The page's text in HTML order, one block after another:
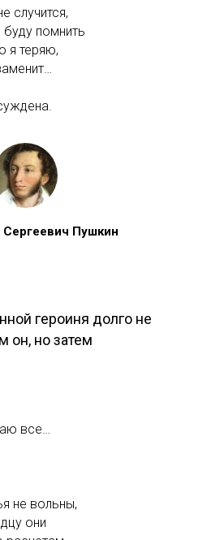
случится,
буду помнить
я теряю,
Пушкин
героиня долго не
он, но затем
все…
не вольны,
они